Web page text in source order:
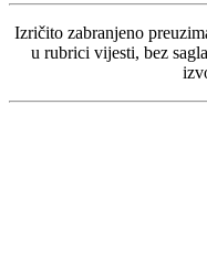
Izričito zabranjeno
u rubrici vijesti, bez